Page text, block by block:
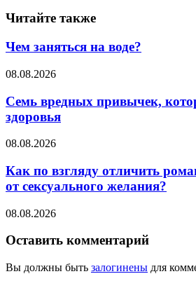
Читайте также
Чем заняться на воде?
08.08.2026
Семь вредных привычек,
здоровья
08.08.2026
Как по взгляду отличить
от сексуального желания?
08.08.2026
Оставить комментарий
Вы должны быть залогинены для